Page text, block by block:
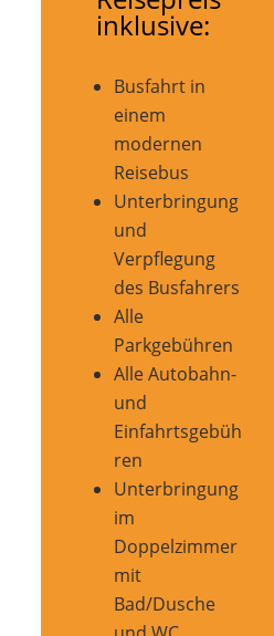
inklusive:
Busfahrt in
einem
modernen
Reisebus
Unterbringung
und
Verpflegung
des Busfahrers
Alle
Parkgebühren
Alle Autobahn-
und
Einfahrtsgebüh
ren
Unterbringung
im
Doppelzimmer
mit
Bad/Dusche